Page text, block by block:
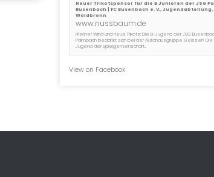
Neuer Trikotsponsor für die B Junioren der JSG
Busenbach | FC Busenbach e. V., Jugendabteilung,
Waldbronn
www.nussbaum.de
Frischer Wind und neue Trikots: Die B-Jugend der JSG
Palmbach bedankt sich bei der Autohausgruppe Geisser! Die
Jugend der Spielgemeinschaft...
View on Facebook